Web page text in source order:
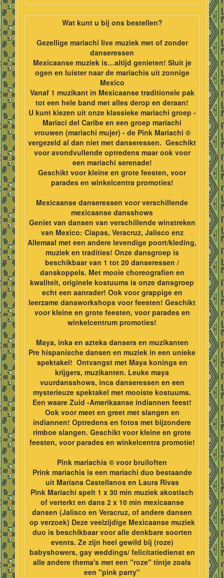
Wat kunt u bij ons bestellen?
Gezellige mariachi live muziek met of zonder
danseressen
Mexicaanse muziek is…altijd genieten! Sluit je
ogen en luister naar de mariachis uit zonnige
Mexico
Vanaf 1 muzikant in Mexicaanse traditionele pak
tot een hele band met alles derop en deraan!
U kunt kiezen uit onze klassieke mariachi groep -
Mariaci del Caribe en een groep mariachi
vrouwen (mariachi mujer) - de Pink Mariachi ©
vergezeld al dan niet met danseressen. Geschikt
vooravondvullende optredens maar ook voor
een mariachi serenade!
Geschikt voor kleine en grote feesten, voor
parades en winkelcentra promoties!
Mexicaanse danseressen voor verschillende
mexicaanse dansshows
Geniet van dansen van verschillende winstreken
van Mexico: Ciapas, Veracruz, Jalisco enz
Allemaal met een andere levendige poort/kleding,
muziek en tradities! Onze dansgroep is
beschikbaar van 1 tot 20 danseressen /
danskoppels. Met mooie choreografien en
kwaliteit, originele kostuums is onze dansgroep
echt een aanrader! Ook voor grappige en
leerzame dansworkshops voor feesten! Geschikt
voor kleine en grote feesten, voor parades en
winkelcentrum promoties!
Maya, inka en azteka dansers en muzikanten
Pre hispanische dansen en muziek in een unieke
spektakel! Ontvangst met Maya konings en
krijgers, muzikanten. Leuke maya
vuurdansshows, inca danseressen en een
mysterieuze spektakel met mooiste kostuums.
Een waare Zuid -Amerikaanse indiannen feest!
Ook voor meet en greet met slangen en
indiannen! Optredens en fotos met bijzondere
rimboe slangen. Geschikt voor kleine en grote
feesten, voor parades en winkelcentra promotie!
Pink mariachis © voor bruiloften
Prink mariachis is een mariachi duo bestaande
uit Mariana Castellanos en Laura Rivas
Pink Mariachi spelt 1 x 30 min muziek akostisch
of verterkt en dans 2 x 10 min mexicaanse
dansen (Jalisco en Veracruz, of andere dansen
op verzoek) Deze veelzijdige Mexicaanse muziek
duo is beschikbaar voor alle denkbare soorten
events. Ze zijn heel gewild bij (roze)
babyshowers, gay weddings/ felicitatiedienst en
alle andere thema's met een "roze" tintje zoals
een "pink party"